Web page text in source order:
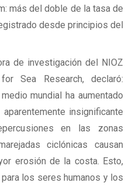
más del doble de la tasa de
desde principios del
de investigación del NIOZ
Sea Research, declaró:
mundial ha aumentado
insignificante
en las zonas
ciclónicas causan
erosión de la costa. Esto,
los seres humanos y los